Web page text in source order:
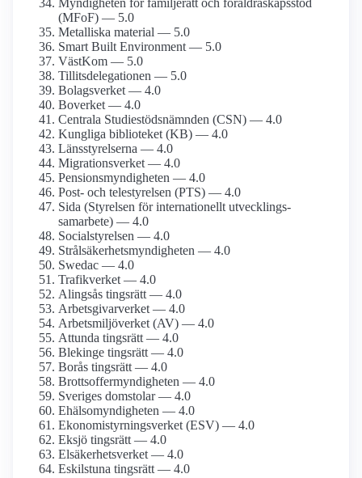
Myndigheten för familjerätt och föräldraskaps­stöd
(MFoF) — 5.0
Metalliska material — 5.0
Smart Built Environment — 5.0
VästKom — 5.0
Tillits­delegationen — 5.0
Bolagsverket — 4.0
Boverket — 4.0
Centrala Studiestöds­nämnden (CSN) — 4.0
Kungliga biblioteket (KB) — 4.0
Länsstyrelserna — 4.0
Migrationsverket — 4.0
Pensions­myndigheten — 4.0
Post- och tele­styrelsen (PTS) — 4.0
Sida (Styrelsen för internationellt utvecklings­
samarbete) — 4.0
Socialstyrelsen — 4.0
Strålsäkerhets­myndigheten — 4.0
Swedac — 4.0
Trafikverket — 4.0
Alingsås tingsrätt — 4.0
Arbetsgivarverket — 4.0
Arbetsmiljö­verket (AV) — 4.0
Attunda tingsrätt — 4.0
Blekinge tingsrätt — 4.0
Borås tingsrätt — 4.0
Brottsoffer­myndigheten — 4.0
Sveriges domstolar — 4.0
Ehälso­myndigheten — 4.0
Ekonomistyrnings­verket (ESV) — 4.0
Eksjö tingsrätt — 4.0
Elsäkerhets­verket — 4.0
Eskilstuna tingsrätt — 4.0